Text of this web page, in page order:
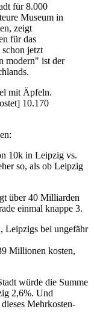
für 8.000
Museum in
zeigt
für das
jetzt
modern" ist der
mit Äpfeln.
10.170
10k in Leipzig vs.
so, als ob Leipzig
über 40 Milliarden
einmal knappe 3.
Leipzigs bei ungefähr
Millionen kosten,
würde die Summe
2,6%. Und
Mehrkosten-